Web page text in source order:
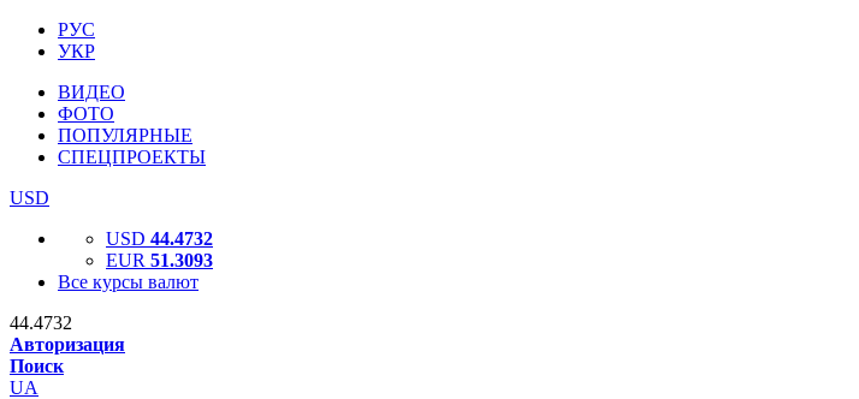
РУС
УКР
ВИДЕО
ФОТО
ПОПУЛЯРНЫЕ
СПЕЦПРОЕКТЫ
USD
USD 44.4732
EUR 51.3093
Все курсы валют
44.4732
Авторизация
Поиск
UA